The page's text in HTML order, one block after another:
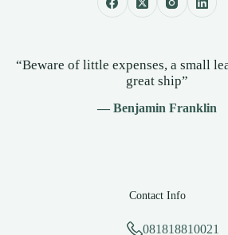
“Beware of little expenses, a small
great ship”
— Benjamin Franklin
Contact Info
081818810021